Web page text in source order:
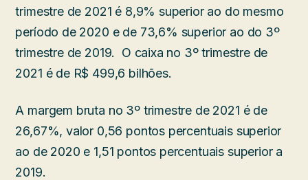
trimestre de 2021 é 8,9% superior ao do mesmo
período de 2020 e de 73,6% superior ao do 3º
trimestre de 2019. O caixa no 3º trimestre de
2021 é de R$ 499,6 bilhões.
A margem bruta no 3º trimestre de 2021 é de
26,67%, valor 0,56 pontos percentuais superior
ao de 2020 e 1,51 pontos percentuais superior a
2019.